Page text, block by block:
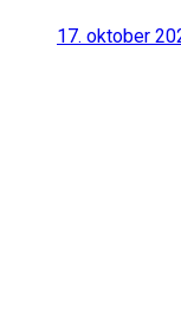
17. oktober